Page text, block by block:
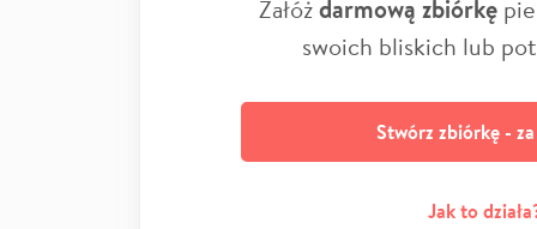
Załóżdarmową zbiórkę
swoich bliskich lub
Stwórz zbiórkę -
Jak to